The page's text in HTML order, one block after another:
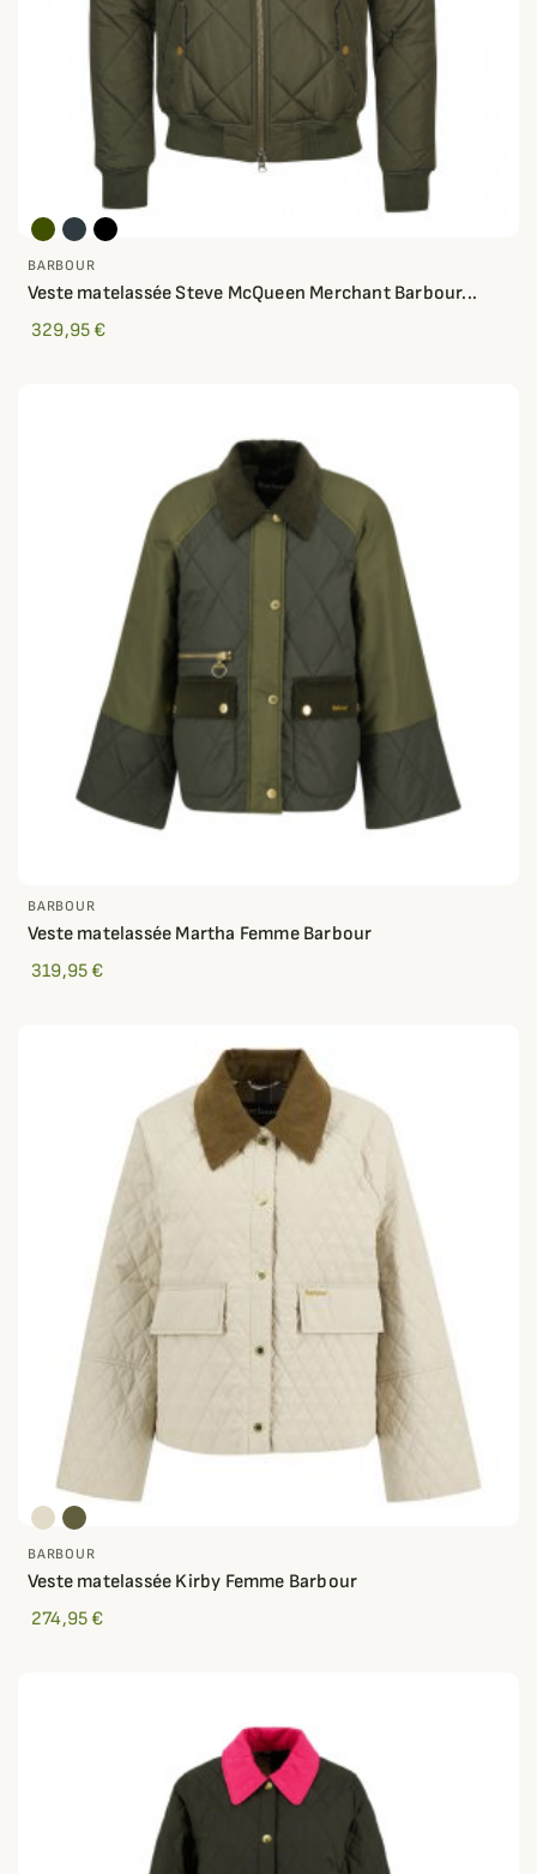
BARBOUR
Veste matelassée Steve McQueen Merchant Barbour...
329,95 €
BARBOUR
Veste matelassée Martha Femme Barbour
319,95 €
BARBOUR
Veste matelassée Kirby Femme Barbour
274,95 €